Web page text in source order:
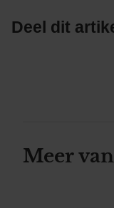
Deel dit
Meer